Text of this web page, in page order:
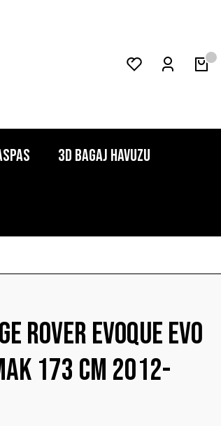
3D Bagaj Havuzu
Rover Evoque Evo
173 Cm 2012-